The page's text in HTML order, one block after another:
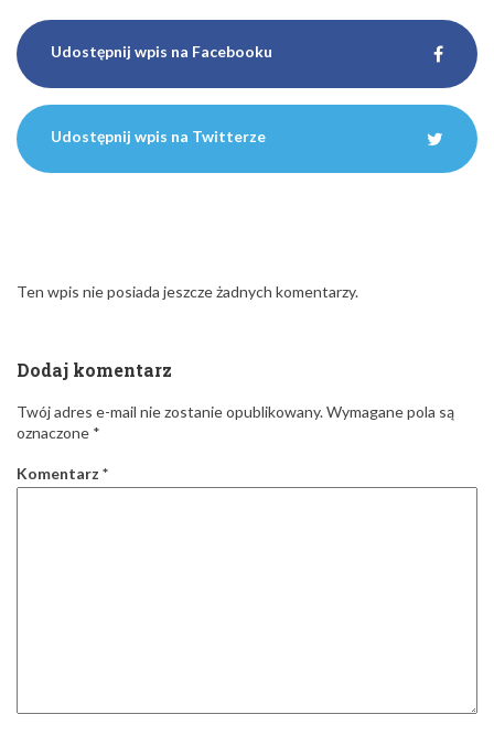
Udostępnij wpis na Facebooku
Udostępnij wpis na Twitterze
Ten wpis nie posiada jeszcze żadnych komentarzy.
Dodaj komentarz
Twój adres e-mail nie zostanie opublikowany.Wymagane pola są
oznaczone *
Komentarz *